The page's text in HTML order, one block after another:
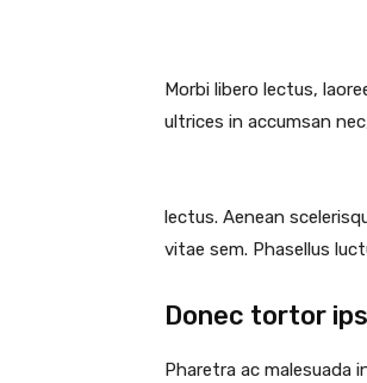
Morbi libero lectus,
ultrices in accumsan
lectus. Aenean
vitae sem. Phasellus
Donec tortor
Pharetra ac malesuada